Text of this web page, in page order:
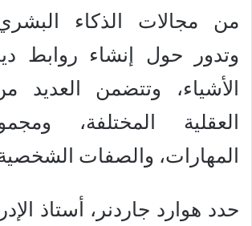
من مجالات الذكاء البشري
وتدور حول إنشاء روابط
الأشياء، وتتضمن العديد
العقلية المختلفة،
المهارات، والصفات
حدد هوارد جاردنر، أستاذ